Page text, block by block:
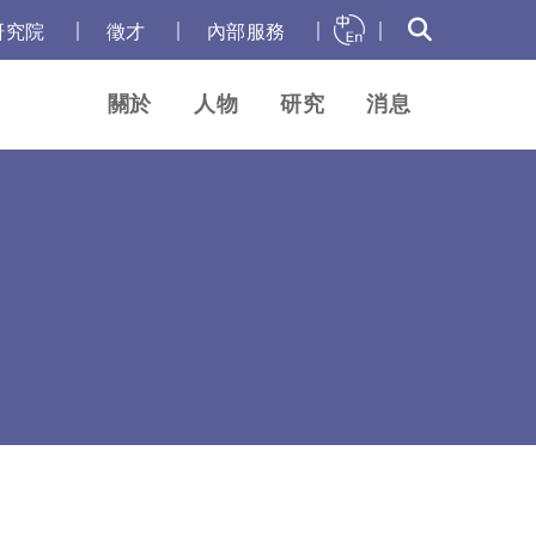
究院 徵才 內部服務
關於 人物 研究 消息